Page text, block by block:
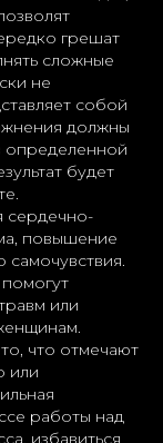
грешат
сложные
не
собой
должны
определенной
будет
сердечно-
повышение
или
что отмечают
или
работы над
избавиться